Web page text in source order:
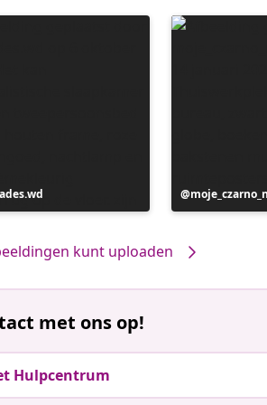
Bericht
gepubliceerd
kunt uploaden
met ons op!
Hulpcentrum